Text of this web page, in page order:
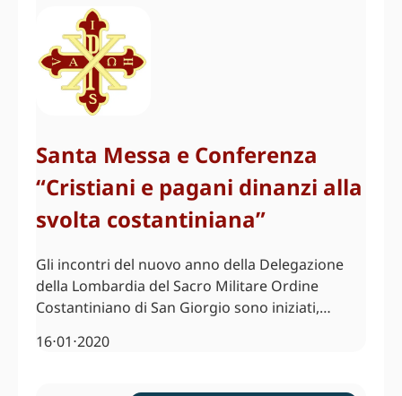
Santa Messa e Conferenza
“Cristiani e pagani dinanzi alla
svolta costantiniana”
Gli incontri del nuovo anno della Delegazione
della Lombardia del Sacro Militare Ordine
Costantiniano di San Giorgio sono iniziati,…
16⋅01⋅2020